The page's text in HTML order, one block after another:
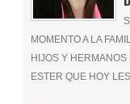
MOMENTO A LA
HIJOS Y HERMANOS
ESTER QUE HOY LES